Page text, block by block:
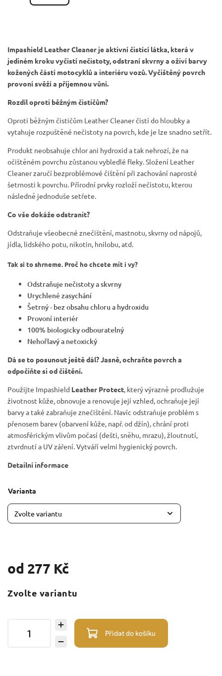
Impashield Leather Cleaner je aktivní čistící látka, která v
jediném kroku vyčistí nečistoty, odstraní skvrny a oživí barvy
kožených částí motocyklů a interiéru vozů.Vyčištěný povrch
provoní svěží a příjemnou vůní.
Rozdíl oproti běžným čističům?
Oproti běžným čističům Leather Cleaner čistí do hloubky a
vytahuje rozpuštěné nečistoty na povrch, kde je lze snadno setřít.
Produkt neobsahuje chlor ani hydroxid a tak nehrozí, že na
očištěném povrchu zůstanou vybledlé fleky. Složení Leather
Cleaner zaručí bezproblémové čištění při zachování naprosté
šetrnosti k povrchu. Přírodní prvky rozloží nečistotu, kterou
následně jednoduše setřete.
Co vše dokáže odstranit?
Odstraňuje všeobecné znečištění, mastnotu, skvrny od nápojů,
jídla, lidského potu, nikotin, hnilobu, atd.
Tak si to shrneme. Proč ho chcete mít i vy?
Odstraňuje nečistoty a skvrny
Urychlené zasychání
Šetrný - bez obsahu chloru a hydroxidu
Provoní interiér
100% biologicky odbouratelný
Nehořlavý a netoxický
Dá se to posunout ještě dál? Jasně, ochraňte povrch a
odpočiňte si od čištění.
Použijte Impashield Leather Protect, který výrazně prodlužuje
životnost kůže, obnovuje a renovuje její vzhled, ochraňuje její
barvy a také zabraňuje znečištění. Navíc odstraňuje problém s
přenosem barev (obarvení kůže, např. od džín), chrání proti
atmosférickým vlivům počasí (dešti, sněhu, mrazu), žloutnutí,
ztvrdnutí a UV záření. Vytváří velmi hygienický povrch.
Detailní informace
Varianta
od 277 Kč
Zvolte variantu
Přidat do košíku